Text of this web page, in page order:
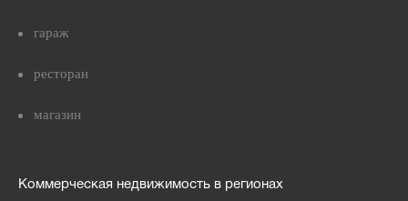
гараж
ресторан
магазин
Коммерческая недвижимость в регионах